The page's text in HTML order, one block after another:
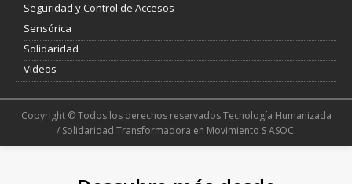
Seguridad y Control de Accesos
Sensórica
Solidaridad
Videos
Copyright © Todos los derechos reservados Tecnología Humanizada
/ Solidaridad Transformadora en Movimiento S ASOC.